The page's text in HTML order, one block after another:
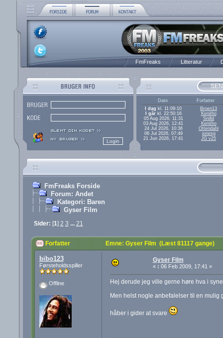
FmFreaks Litteratur
Dato
Forfatter
I dag kl. 11:09:10
Broen13
I gårkl. 22:50:16
Kenitho
05 Aug 2026, 11:31
Snilld
03 Aug 2026, 12:41
Kenitho
24 Jul 2026, 10:36
Ottendahl
06 Jul 2026, 07:49
jonesg
21 Jun 2026, 17:41
JG v25
FmFreaks Forside
Forum: Andet
Kategori: Baren
Gyser Film
Sider: [1] 2 3 ... 21
Forfatter Emne: Gyser Film (Læst 81117 gange)
bibo123
Førsteholdsspiller
Offline
Gyser Film
« : 06 Feb 2009, 17:41 »
Hej derude jeg ville gerne høre hva i
Men helst nogle anbefalelser til en mulig
håber i gider at svare